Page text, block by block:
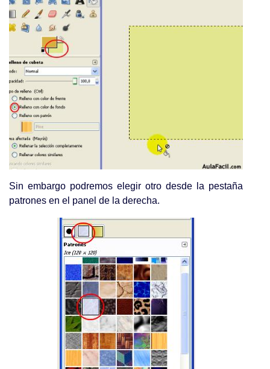
Sin embargo podremos elegir otro desde la pestaña
patrones en el panel de la derecha.